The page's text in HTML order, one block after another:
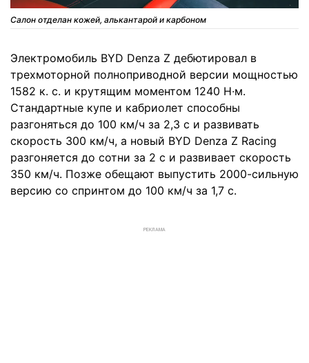
Салон отделан кожей, алькантарой и карбоном
Электромобиль BYD Denza Z дебютировал в
трехмоторной полноприводной версии мощностью
1582 к. с. и крутящим моментом 1240 Н∙м.
Стандартные купе и кабриолет способны
разгоняться до 100 км/ч за 2,3 с и развивать
скорость 300 км/ч, а новый BYD Denza Z Racing
разгоняется до сотни за 2 с и развивает скорость
350 км/ч. Позже обещают выпустить 2000-сильную
версию со спринтом до 100 км/ч за 1,7 с.
РЕКЛАМА